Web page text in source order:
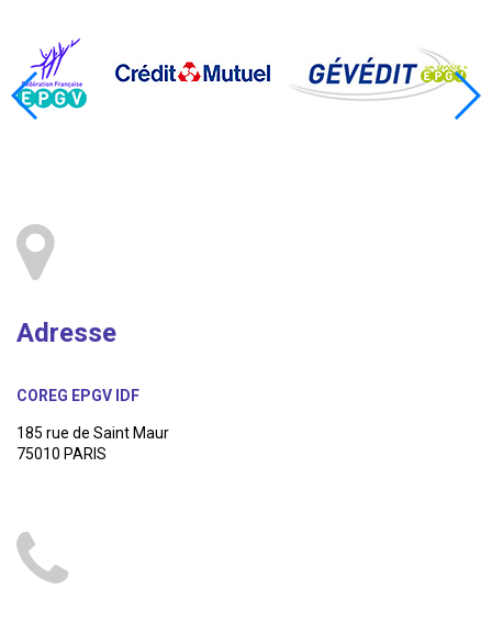
Adresse
COREG EPGV IDF
185 rue de Saint Maur
75010 PARIS